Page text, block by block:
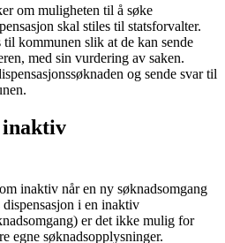
om muligheten til å søke
skal stiles til statsforvalter.
kommunen slik at de kan sende
med sin vurdering av saken.
og sende svar til
inaktiv
inaktiv når en ny søknadsomgang
dispensasjon i en inaktiv
er det ikke mulig for
egne søknadsopplysninger.